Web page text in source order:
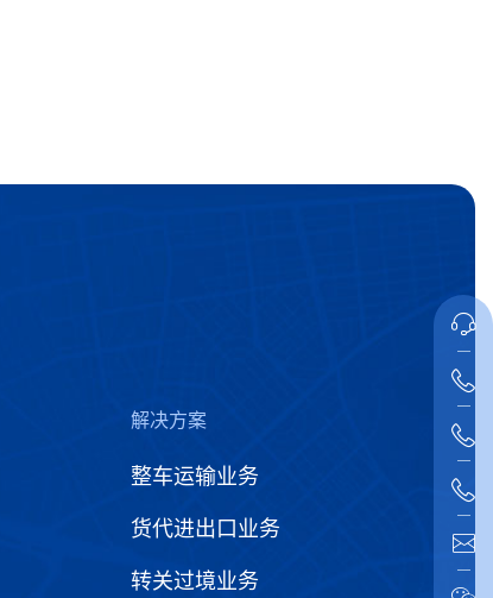
解决方案
整车运输业务
货代进出口业务
转关过境业务